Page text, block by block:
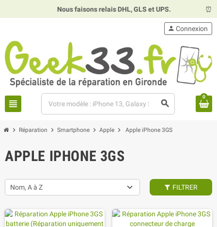
Nous faisons relais DHL, GLS et UPS. ⏰
view_headline search
person Connexion
0
chevron_right Réparation chevron_right Smartphone chevron_right Apple chevron_right Apple iPhone 3GS
APPLE IPHONE 3GS
Nom, A à Z FILTRER